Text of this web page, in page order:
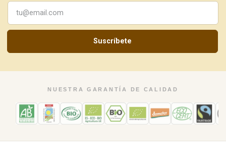
Suscríbete
NUESTRA GARANTÍA DE CALIDAD